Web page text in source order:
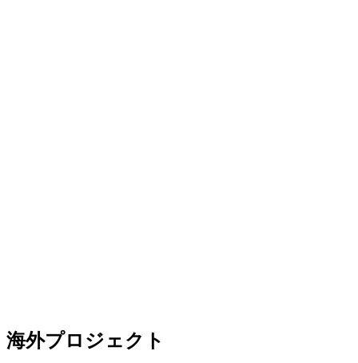
海外プロジェクト